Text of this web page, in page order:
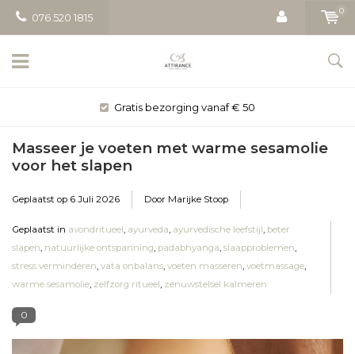
076 520 1815
0
Gratis bezorging vanaf € 50
Masseer je voeten met warme sesamolie
voor het slapen
Geplaatst op 6 Juli 2026 Door Marijke Stoop
Geplaatst in avondritueel, ayurveda, ayurvedische leefstijl, beter
slapen, natuurlijke ontspanning, padabhyanga, slaapproblemen,
stress verminderen, vata onbalans, voeten masseren, voetmassage,
warme sesamolie, zelfzorg ritueel, zenuwstelsel kalmeren
0